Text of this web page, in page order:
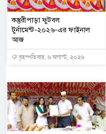
কস্তুরীপাড়া ফুটবল
টুর্নামেন্ট-২০২৬-এর ফাইনাল
আজ
বৃহস্পতিবার, ৬ অগাস্ট, ২০২৬